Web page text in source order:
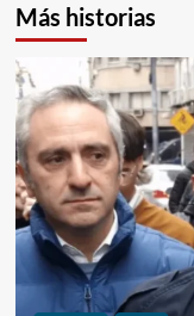
Más historias